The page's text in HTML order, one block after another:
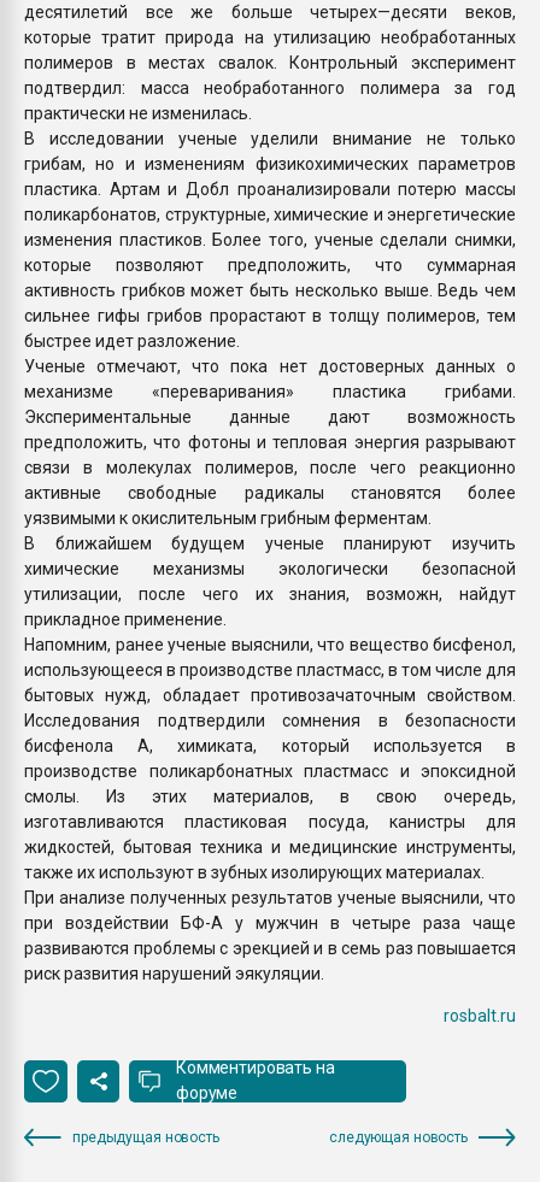
десятилетий все же больше четырех—десяти веков,
которые тратит природа на утилизацию необработанных
полимеров в местах свалок. Контрольный эксперимент
подтвердил: масса необработанного полимера за год
практически не изменилась.
В исследовании ученые уделили внимание не только
грибам, но и изменениям физикохимических параметров
пластика. Артам и Добл проанализировали потерю массы
поликарбонатов, структурные, химические и энергетические
изменения пластиков. Более того, ученые сделали снимки,
которые позволяют предположить, что суммарная
активность грибков может быть несколько выше. Ведь чем
сильнее гифы грибов прорастают в толщу полимеров, тем
быстрее идет разложение.
Ученые отмечают, что пока нет достоверных данных о
механизме «переваривания» пластика грибами.
Экспериментальные данные дают возможность
предположить, что фотоны и тепловая энергия разрывают
связи в молекулах полимеров, после чего реакционно
активные свободные радикалы становятся более
уязвимыми к окислительным грибным ферментам.
В ближайшем будущем ученые планируют изучить
химические механизмы экологически безопасной
утилизации, после чего их знания, возможн, найдут
прикладное применение.
Напомним, ранее ученые выяснили, что вещество бисфенол,
использующееся в производстве пластмасс, в том числе для
бытовых нужд, обладает противозачаточным свойством.
Исследования подтвердили сомнения в безопасности
бисфенола А, химиката, который используется в
производстве поликарбонатных пластмасс и эпоксидной
смолы. Из этих материалов, в свою очередь,
изготавливаются пластиковая посуда, канистры для
жидкостей, бытовая техника и медицинские инструменты,
также их используют в зубных изолирующих материалах.
При анализе полученных результатов ученые выяснили, что
при воздействии БФ-А у мужчин в четыре раза чаще
развиваются проблемы с эрекцией и в семь раз повышается
риск развития нарушений эякуляции.
rosbalt.ru
Комментировать на
форуме
предыдущая новость следующая новость